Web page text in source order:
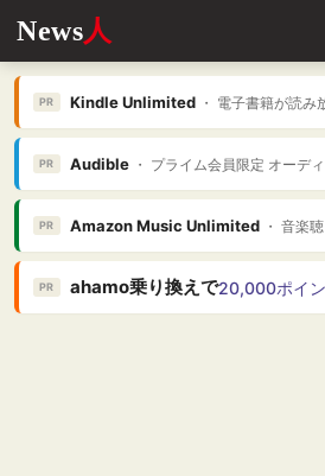
News人
PR Kindle Unlimited・ 電子書籍が読み
PR Audible・ プライム会員限定 オーディオ
PR Amazon Music Unlimited・ 音楽聴
PR ahamo乗り換えで20,000ポイン